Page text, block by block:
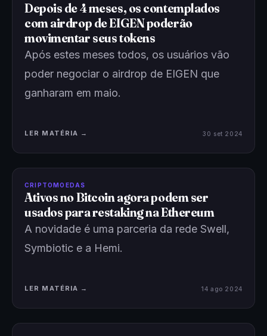
Depois de 4 meses, os contemplados
com airdrop de EIGEN poderão
movimentar seus tokens
Após estes meses todos, os usuários vão
poder negociar o airdrop de EIGEN que
ganharam em maio.
LER MATÉRIA → 30 set 2024
CRIPTOMOEDAS
Ativos no Bitcoin agora podem ser
usados para restaking na Ethereum
A novidade é uma parceria da rede Swell,
Symbiotic e a Hemi.
LER MATÉRIA → 14 ago 2024